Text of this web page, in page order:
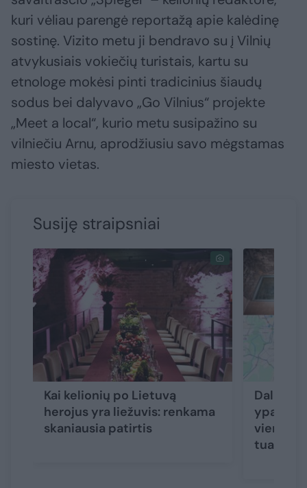
kuri vėliau parengė reportažą apie kalėdinę
sostinę. Vizito metu ji bendravo su į Vilnių
atvykusiais vokiečių turistais, kartu su
etnologe mokėsi pinti tradicinius šiaudų
sodus bei dalyvavo „Go Vilnius“ projekte
„Meet a local“, kurio metu susipažino su
vilniečiu Arnu, aprodžiusiu savo mėgstamas
miesto vietas.
Susiję straipsniai
Kai kelionių po Lietuvą
herojus yra liežuvis: renkama
skaniausia patirtis
Dalis
vienas
tualete